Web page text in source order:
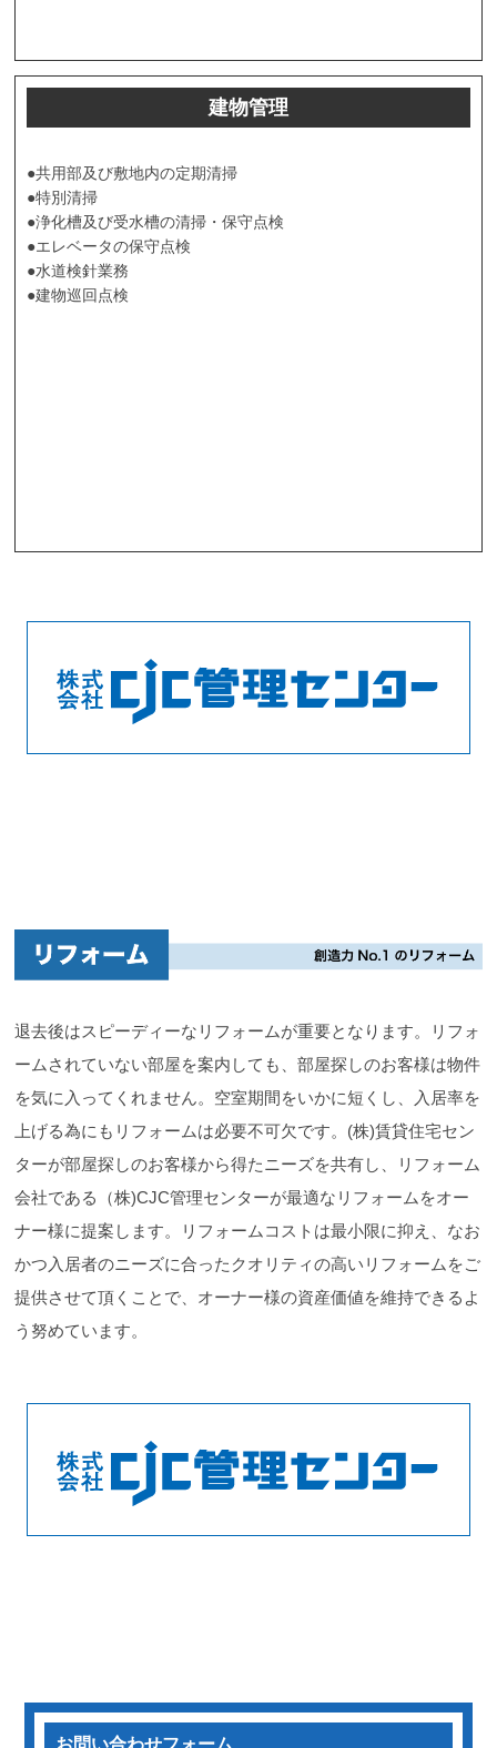
建物管理
●共用部及び敷地内の定期清掃
●特別清掃
●浄化槽及び受水槽の清掃・保守点検
●エレベータの保守点検
●水道検針業務
●建物巡回点検
退去後はスピーディーなリフォームが重要となります。リフォ
ームされていない部屋を案内しても、部屋探しのお客様は物件
を気に入ってくれません。空室期間をいかに短くし、入居率を
上げる為にもリフォームは必要不可欠です。(株)賃貸住宅セン
ターが部屋探しのお客様から得たニーズを共有し、リフォーム
会社である（株)CJC管理センターが最適なリフォームをオー
ナー様に提案します。リフォームコストは最小限に抑え、なお
かつ入居者のニーズに合ったクオリティの高いリフォームをご
提供させて頂くことで、オーナー様の資産価値を維持できるよ
う努めています。